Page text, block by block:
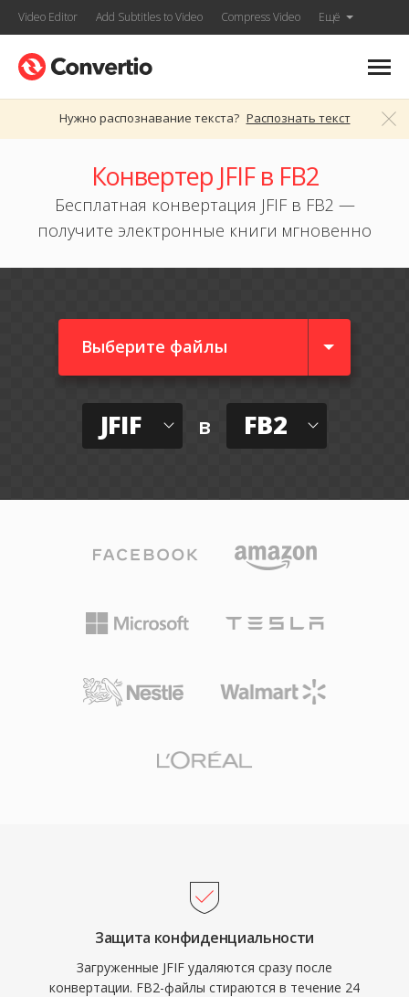
Video Editor Add Subtitles to Video Compress Video Ещё
Нужно распознавание текста? Распознать текст
Конвертер JFIF в FB2
Бесплатная конвертация JFIF в FB2 —
получите электронные книги мгновенно
Выберите файлы
JFIF в FB2
Защита конфиденциальности
Загруженные JFIF удаляются сразу после
конвертации. FB2-файлы стираются в течение 24